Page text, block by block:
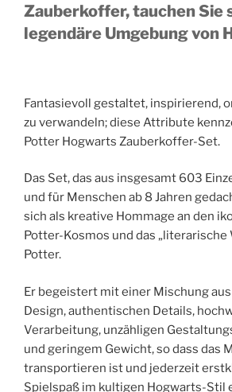
Zauberkoffer, tauchen Sie
legendäre Umgebung von
Fantasievoll gestaltet, inspirierend,
zu verwandeln; diese Attribute
Potter Hogwarts Zauberkoffer-Set.
Das Set, das aus insgesamt 603
und für Menschen ab 8 Jahren
sich als kreative Hommage an den
Potter-Kosmos und das „literarische
Potter.
Er begeistert mit einer Mischung
Design, authentischen Details,
Verarbeitung, unzähligen
und geringem Gewicht, so dass das
transportieren ist und jederzeit
Spielspaß im kultigen Hogwarts-Stil